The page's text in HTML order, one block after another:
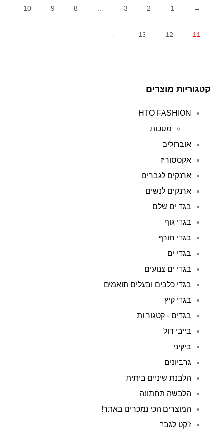
קטגוריות מוצרים
HTO FASHION
מסכות
אוברולים
אקססוריז
ארנקים לגברים
ארנקים לנשים
בגד ים שלם
בגדי גוף
בגדי חורף
בגדי ים
בגדי ים צנועים
בגדי כלבים ובעלים תואמים
בגדי קיץ
בגדים - קטגוריות
בייבי דול
ביקיני
גרביונים
הלבנת שיניים ביתית
הלבשה תחתונה
המוצרים הכי נמכרים באתר!
ז'קט לגבר
→
1
2
3
8
9
10
11
12
13
←